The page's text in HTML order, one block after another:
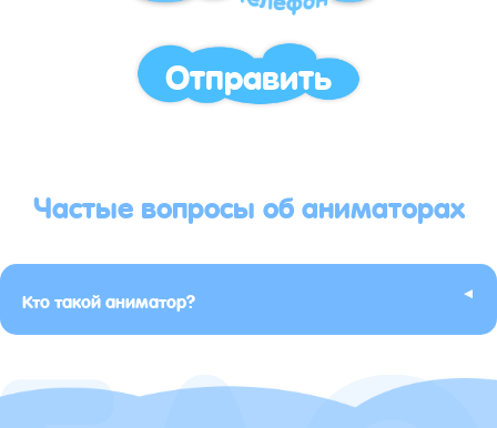
Отправить
Частые вопросы об аниматорах
Кто такой аниматор? ▸